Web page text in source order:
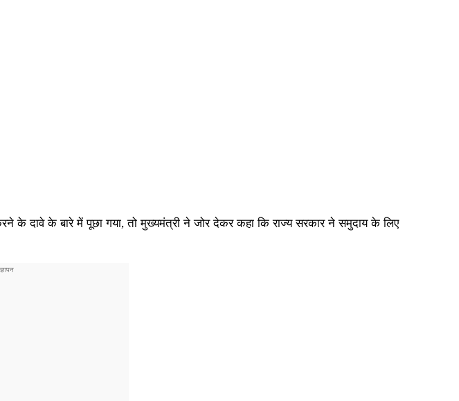
के दावे के बारे में पूछा गया, तो मुख्यमंत्री ने जोर देकर कहा कि राज्य सरकार ने समुदाय के लिए